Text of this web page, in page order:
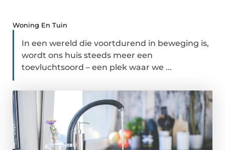
Woning En Tuin
In een wereld die voortdurend in beweging is,
wordt ons huis steeds meer een
toevluchtsoord – een plek waar we ...